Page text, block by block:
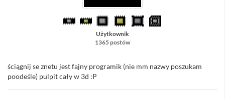
Użytkownik
1365 postów
ściągnij se znetu jest fajny programik (nie mm nazwy poszukam
poodeśle) pulpit cały w 3d :P